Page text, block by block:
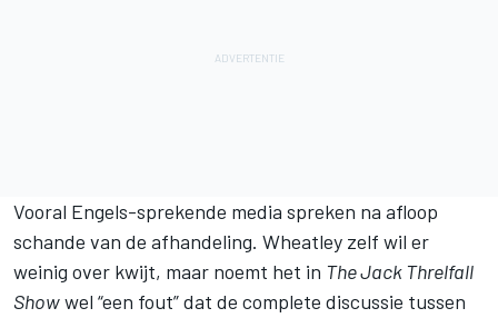
Vooral Engels-sprekende media spreken na afloop
schande van de afhandeling. Wheatley zelf wil er
weinig over kwijt, maar noemt het in The Jack Threlfall
Showwel “een fout” dat de complete discussie tussen